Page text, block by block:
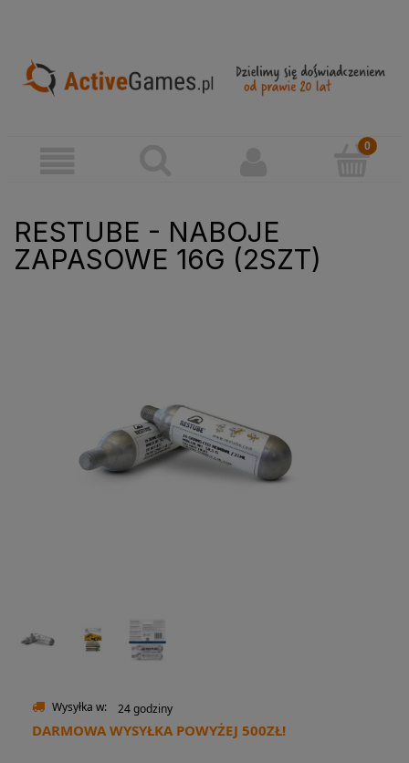
RESTUBE - NABOJE
ZAPASOWE 16G (2SZT)
Wysyłka w: 24 godziny
DARMOWA WYSYŁKA POWYŻEJ 500ZŁ!